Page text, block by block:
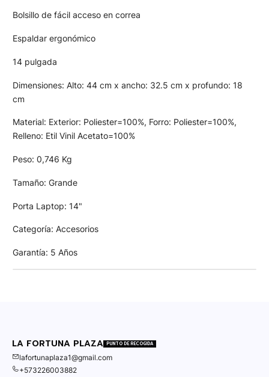
Bolsillo de fácil acceso en correa
Espaldar ergonómico
14 pulgada
Dimensiones: Alto: 44 cm x ancho: 32.5 cm x profundo: 18
cm
Material: Exterior: Poliester=100%, Forro: Poliester=100%,
Relleno: Etil Vinil Acetato=100%
Peso: 0,746 Kg
Tamaño: Grande
Porta Laptop: 14"
Categoría: Accesorios
Garantía: 5 Años
LA FORTUNA PLAZA PUNTO DE RECOGIDA
lafortunaplaza1@gmail.com
+573226003882